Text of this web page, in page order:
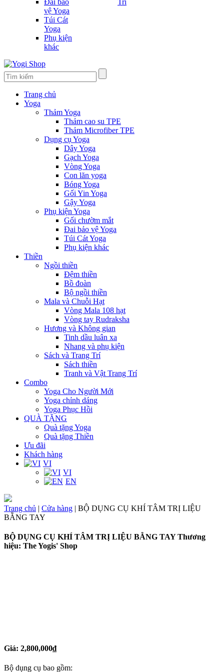
Đai bảo
vệ Yoga
Túi Cát
Yoga
Phụ kiện
khác
Trí
Trang chủ
Yoga
Thảm Yoga
Thảm cao su TPE
Thảm Microfiber TPE
Dụng cụ Yoga
Dây Yoga
Gạch Yoga
Vòng Yoga
Con lăn yoga
Bóng Yoga
Gối Yin Yoga
Gậy Yoga
Phụ kiện Yoga
Gối chườm mắt
Đai bảo vệ Yoga
Túi Cát Yoga
Phụ kiện khác
Thiền
Ngồi thiền
Đệm thiền
Bồ đoàn
Bộ ngồi thiền
Mala và Chuỗi Hạt
Vòng Mala 108 hạt
Vòng tay Rudraksha
Hương và Không gian
Tinh dầu luân xa
Nhang và phụ kiện
Sách và Trang Trí
Sách thiền
Tranh và Vật Trang Trí
Combo
Yoga Cho Người Mới
Yoga chỉnh dáng
Yoga Phục Hồi
QUÀ TẶNG
Quà tặng Yoga
Quà tặng Thiền
Ưu đãi
Khách hàng
VI
VI
EN
Trang chủ | Cửa hàng | BỘ DỤNG CỤ KHÍ TÂM TRỊ LIỆU
BẰNG TAY
BỘ DỤNG CỤ KHÍ TÂM TRỊ LIỆU BẰNG TAYThương
hiệu: The Yogis' Shop
Giá: 2,800,000₫
Bộ dụng cụ bao gồm: